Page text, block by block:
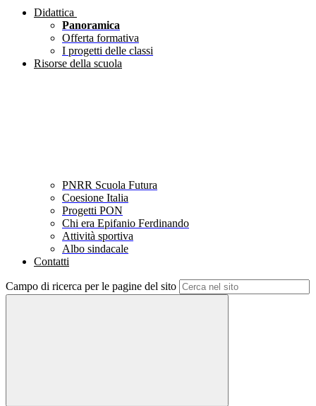
Didattica
Panoramica
Offerta formativa
I progetti delle classi
Risorse della scuola
PNRR Scuola Futura
Coesione Italia
Progetti PON
Chi era Epifanio Ferdinando
Attività sportiva
Albo sindacale
Contatti
Campo di ricerca per le pagine del sito